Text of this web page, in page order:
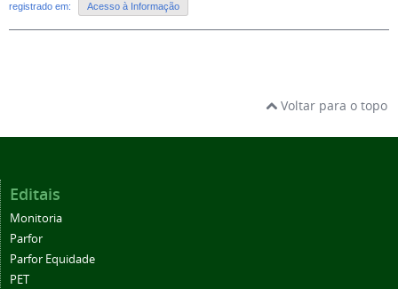
registrado em: Acesso à Informação
Voltar para o topo
Editais
Monitoria
Parfor
Parfor Equidade
PET